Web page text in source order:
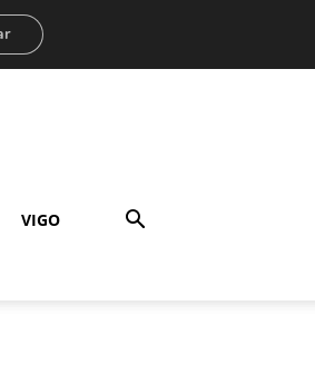
VIGO